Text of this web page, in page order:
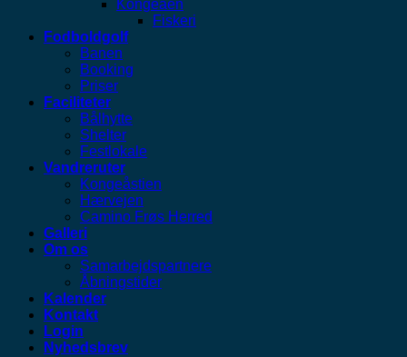
Kongeåen
Fiskeri
Fodboldgolf
Banen
Booking
Priser
Faciliteter
Bålhytte
Shelter
Festlokale
Vandreruter
Kongeåstien
Hærvejen
Camino Frøs Herred
Galleri
Om os
Samarbejdspartnere
Åbningstider
Kalender
Kontakt
Login
Nyhedsbrev